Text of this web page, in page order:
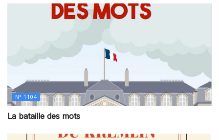
N° 1104
La bataille des mots